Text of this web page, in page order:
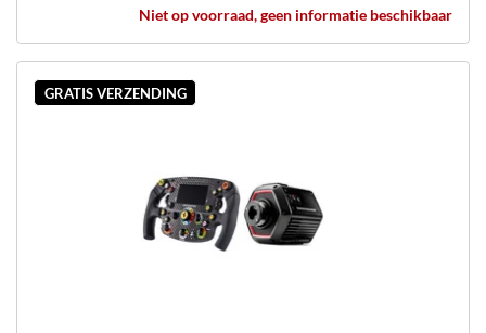
Niet op voorraad, geen informatie beschikbaar
GRATIS VERZENDING